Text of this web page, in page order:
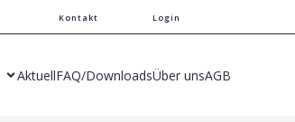
Kontakt Login
AktuellFAQ/DownloadsÜber unsAGB